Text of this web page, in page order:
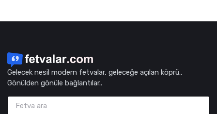
Gelecek nesil modern fetvalar, geleceğe açılan köprü..
Gönülden gönüle bağlantılar..